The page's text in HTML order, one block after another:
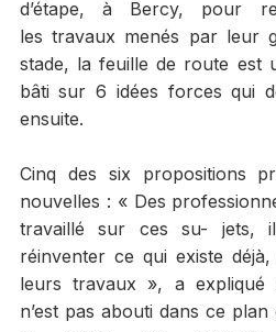
d’étape, à Bercy, pour
les travaux menés par leur
stade, la feuille de route est
bâti sur 6 idées forces qui
ensuite.
Cinq des six propositions
nouvelles : « Des
travaillé sur ces su- jets,
réinventer ce qui existe
leurs travaux », a expliqué
n’est pas abouti dans ce plan